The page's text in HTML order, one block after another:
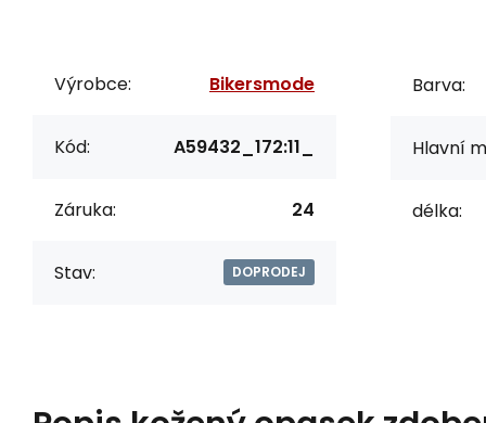
Výrobce: Bikersmode
Kód: A59432_172:11_
Záruka: 24
Stav: DOPRODEJ
Barva:
Hlavní
délka: